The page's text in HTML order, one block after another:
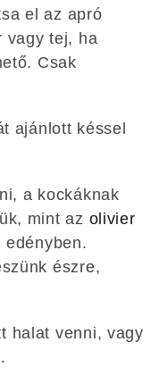
el az apró
vagy tej, ha
Csak
ajánlott késsel
a kockáknak
mint az olivier
észre,
halat venni, vagy